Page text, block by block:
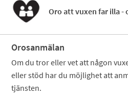
Oro att vuxen far illa -
Orosanmälan
Om du tror eller vet att någon
eller stöd har du möjlighet att
tjänsten.